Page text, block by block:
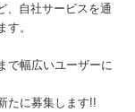
、自社サービスを通
。
で幅広いユーザーに
たに募集します!!